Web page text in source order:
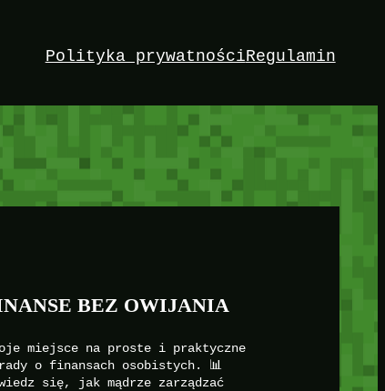
Polityka prywatnościRegulamin
BEZ OWIJANIA
miejsce na proste i praktyczne
o finansach osobistych. 📊
się, jak mądrze zarządzać